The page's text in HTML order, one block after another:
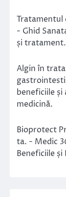
Tratamentul
- Ghid
și tratament.
Algin în
beneficiile și
medicină.
Bioprotect
ta. - Medic
Beneficiile și